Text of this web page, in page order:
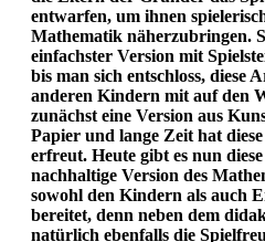
entwarfen, um ihnen
Mathematik näherzubringen.
einfachster Version mit
bis man sich entschloss, diese
anderen Kindern mit auf den
zunächst eine Version aus
Papier und lange Zeit hat
erfreut. Heute gibt es nun
nachhaltige Version des
sowohl den Kindern als auch
bereitet, denn neben dem
natürlich ebenfalls die